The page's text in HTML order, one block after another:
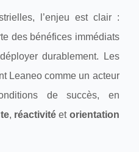
l’enjeu est clair :
des bénéfices immédiats
durablement. Les
Leaneo comme un acteur
de succès, en
, réactivité et orientation